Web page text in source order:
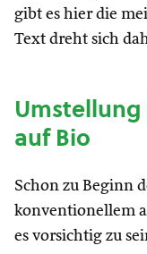
gibt es hier die
Text dreht sich
auf Bio
Schon zu Beginn
konventionellem
es vorsichtig zu